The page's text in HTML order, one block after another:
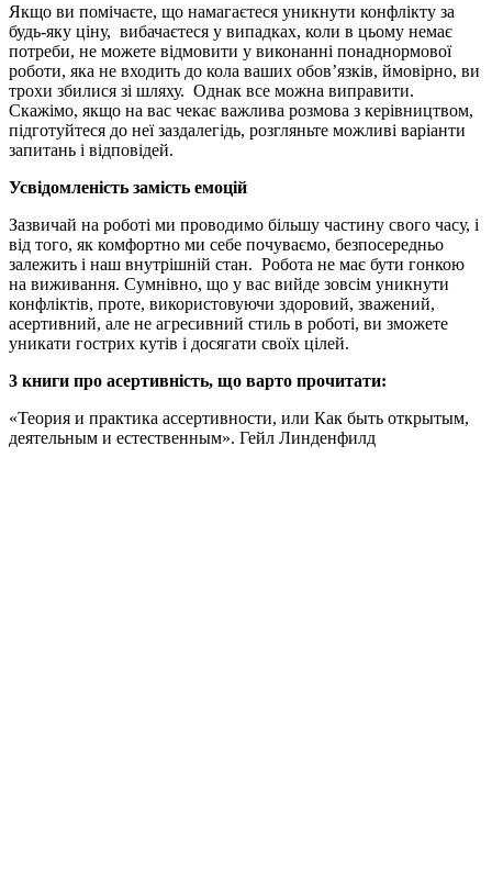
Якщо ви помічаєте, що намагаєтеся уникнути конфлікту за
будь-яку ціну, вибачаєтеся у випадках, коли в цьому немає
потреби, не можете відмовити у виконанні понаднормової
роботи, яка не входить до кола ваших обов’язків, ймовірно, ви
трохи збилися зі шляху. Однак все можна виправити.
Скажімо, якщо на вас чекає важлива розмова з керівництвом,
підготуйтеся до неї заздалегідь, розгляньте можливі варіанти
запитань і відповідей.
Усвідомленість замість емоцій
Зазвичай на роботі ми проводимо більшу частину свого часу, і
від того, як комфортно ми себе почуваємо, безпосередньо
залежить і наш внутрішній стан. Робота не має бути гонкою
на виживання. Сумнівно, що у вас вийде зовсім уникнути
конфліктів, проте, використовуючи здоровий, зважений,
асертивний, але не агресивний стиль в роботі, ви зможете
уникати гострих кутів і досягати своїх цілей.
3 книги про асертивність, що варто прочитати:
«Теория и практика ассертивности, или Как быть открытым,
деятельным и естественным». Гейл Линденфилд